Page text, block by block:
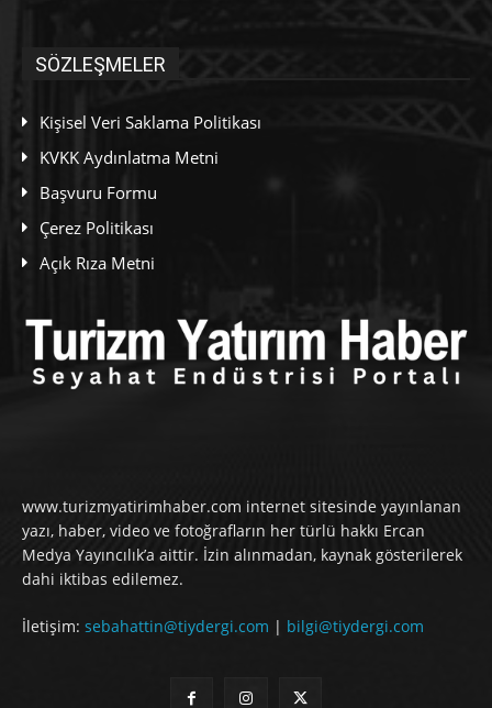
SÖZLEŞMELER
Kişisel Veri Saklama Politikası
KVKK Aydınlatma Metni
Başvuru Formu
Çerez Politikası
Açık Rıza Metni
www.turizmyatirimhaber.com internet sitesinde yayınlanan
yazı, haber, video ve fotoğrafların her türlü hakkı Ercan
Medya Yayıncılık’a aittir. İzin alınmadan, kaynak gösterilerek
dahi iktibas edilemez.
İletişim: sebahattin@tiydergi.com | bilgi@tiydergi.com